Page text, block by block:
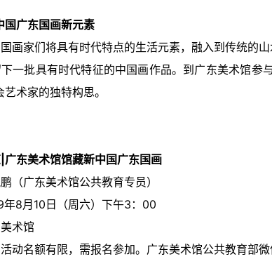
国广东国画新元素
画家们将具有时代特点的生活元素，融入到传统的
一批具有时代特征的中国画作品。到广东美术馆参
艺术家的独特构思。
广东美术馆馆藏新中国广东国画
（广东美术馆公共教育专员）
年8月10日（周六）下午3：00
术馆
动名额有限，需报名参加。广东美术馆公共教育部